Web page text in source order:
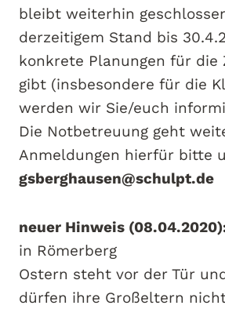
bleibt weiterhin
derzeitigem Stand bis
konkrete Planungen für die
gibt (insbesondere für die
werden wir Sie/euch
Die Notbetreuung geht
Anmeldungen hierfür bitte
gsberghausen@schulpt.de
neuer Hinweis
in Römerberg
Ostern steht vor der Tür
dürfen ihre Großeltern